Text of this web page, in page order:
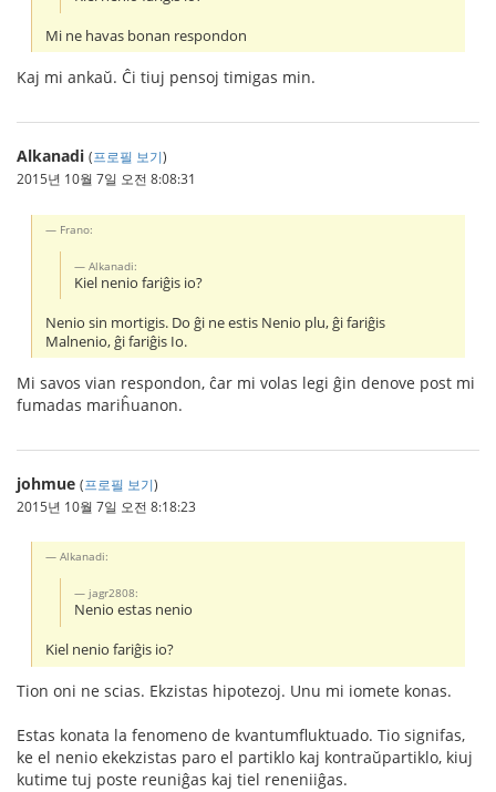
Mi ne havas bonan respondon
Kaj mi ankaŭ. Ĉi tiuj pensoj timigas min.
Alkanadi (프로필 보기)
2015년 10월 7일 오전 8:08:31
Frano:
Alkanadi:
Kiel nenio fariĝis io?
Nenio sin mortigis. Do ĝi ne estis Nenio plu, ĝi fariĝis
Malnenio, ĝi fariĝis Io.
Mi savos vian respondon, ĉar mi volas legi ĝin denove post mi
fumadas mariĥuanon.
johmue (프로필 보기)
2015년 10월 7일 오전 8:18:23
Alkanadi:
jagr2808:
Nenio estas nenio
Kiel nenio fariĝis io?
Tion oni ne scias. Ekzistas hipotezoj. Unu mi iomete konas.
Estas konata la fenomeno de kvantumfluktuado. Tio signifas,
ke el nenio ekekzistas paro el partiklo kaj kontraŭpartiklo, kiuj
kutime tuj poste reuniĝas kaj tiel reneniiĝas.